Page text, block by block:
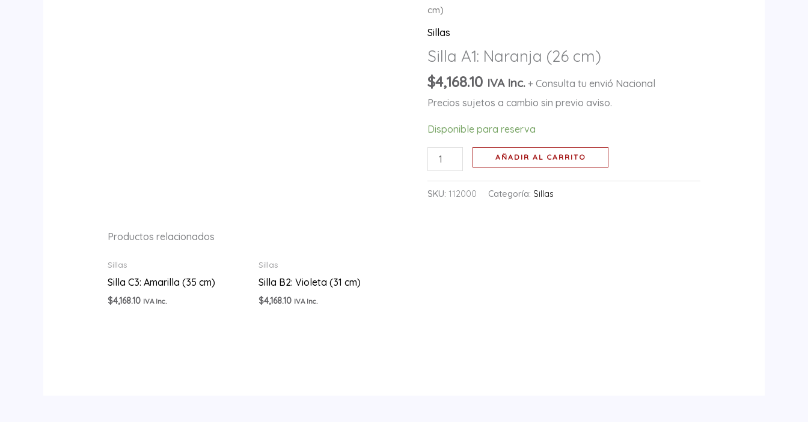
cm)
Sillas
Silla A1: Naranja (26 cm)
$4,168.10 IVA Inc. + Consulta tu envió Nacional
Precios sujetos a cambio sin previo aviso.
Disponible para reserva
A1:
Naranja
cm)
cantidad
AÑADIR AL CARRITO
SKU:112000 Categoría: Sillas
Productos relacionados
Sillas
Silla C3: Amarilla (35 cm)
$4,168.10 IVA Inc.
Sillas
Silla B2: Violeta (31 cm)
$4,168.10 IVA Inc.